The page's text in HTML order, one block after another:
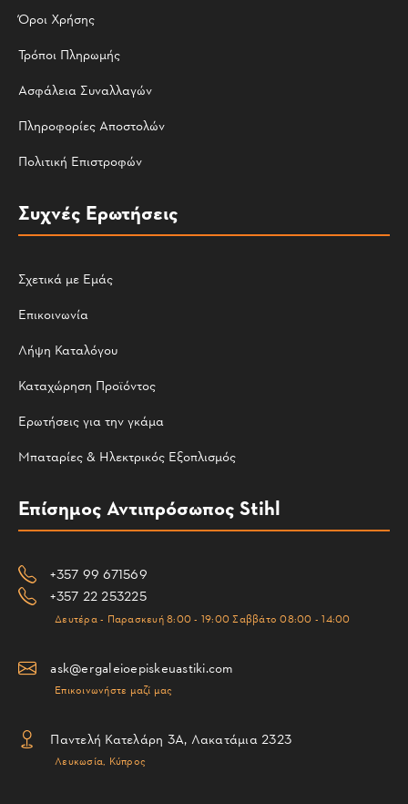
Όροι Χρήσης
Τρόποι Πληρωμής
Ασφάλεια Συναλλαγών
Πληροφορίες Αποστολών
Πολιτική Επιστροφών
Συχνές Ερωτήσεις
Σχετικά με Εμάς
Επικοινωνία
Λήψη Καταλόγου
Καταχώρηση Προϊόντος
Ερωτήσεις για την γκάμα
Μπαταρίες & Ηλεκτρικός Εξοπλισμός
Επίσημος Αντιπρόσωπος Stihl
+357 99 671569
+357 22 253225
Δευτέρα - Παρασκευή 8:00 - 19:00 Σαββάτο 08:00 - 14:00
ask@ergaleioepiskeuastiki.com
Επικοινωνήστε μαζί μας
Παντελή Κατελάρη 3Α, Λακατάμια 2323
Λευκωσία, Κύπρος